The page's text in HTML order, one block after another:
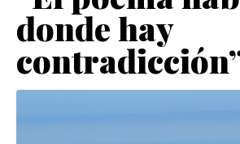
donde hay